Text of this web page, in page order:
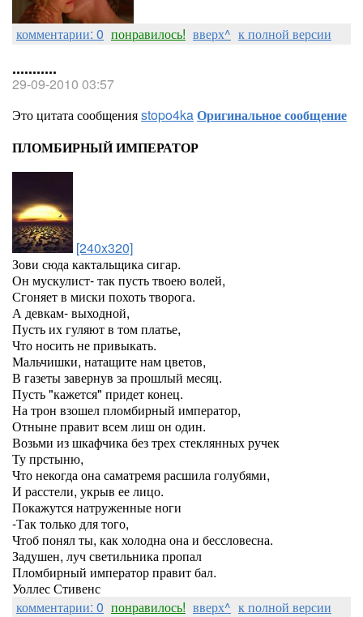
комментарии: 0 понравилось! вверх^ к полной версии
...........
29-09-2010 03:57
Это цитата сообщенияstopo4kaОригинальное сообщение
ПЛОМБИРНЫЙ ИМПЕРАТОР
[240x320]
Зови сюда кактальщика сигар.
Он мускулист- так пусть твоею волей,
Сгоняет в миски похоть творога.
А девкам- выходной,
Пусть их гуляют в том платье,
Что носить не привыкать.
Мальчишки, натащите нам цветов,
В газеты завернув за прошлый месяц.
Пусть "кажется" придет конец.
На трон взошел пломбирный император,
Отныне правит всем лиш он один.
Возьми из шкафчика без трех стеклянных ручек
Ту прстыню,
Что некогда она саматремя расшила голубями,
И расстели, укрыв ее лицо.
Покажутся натруженные ноги
-Так только для того,
Чтоб понял ты, как холодна она и бессловесна.
Задушен, луч светильника пропал
Пломбирный император правит бал.
Уоллес Стивенс
комментарии: 0 понравилось! вверх^ к полной версии